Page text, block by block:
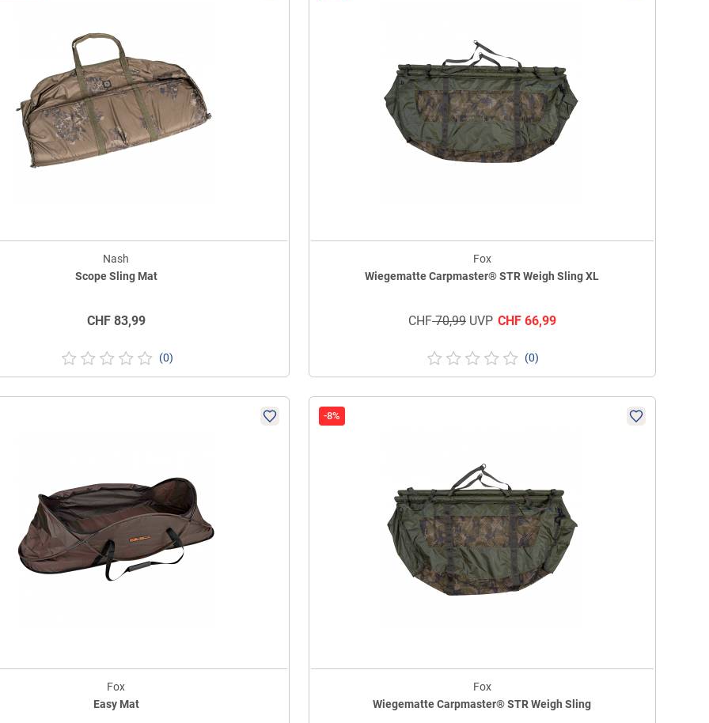
Nash
Scope Sling Mat
CHF83,99
(0)
Fox
Wiegematte Carpmaster® STR Weigh Sling XL
CHF70,99UVP CHF66,99
(0)
Fox
Easy Mat
-8%
Fox
Wiegematte Carpmaster® STR Weigh Sling